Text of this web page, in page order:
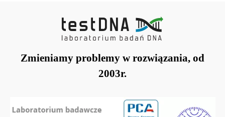
Zmieniamy problemy w rozwiązania, od
2003r.